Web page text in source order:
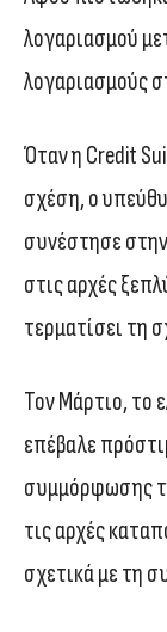
λογαριασμού
λογαριασμούς
Όταν η Credit
σχέση, ο
συνέστησε
στις αρχές
τερματίσει τη
Τον Μάρτιο, το
επέβαλε
συμμόρφωσης
τις αρχές
σχετικά με τη